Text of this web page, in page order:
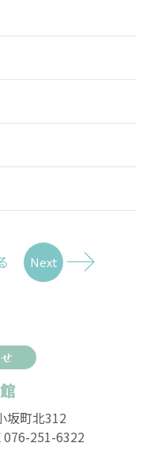
Next
坂町北312
076-251-6322